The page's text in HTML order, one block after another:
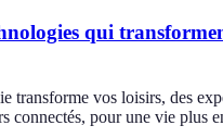
qui
transforme vos loisirs, des
connectés, pour une vie plus